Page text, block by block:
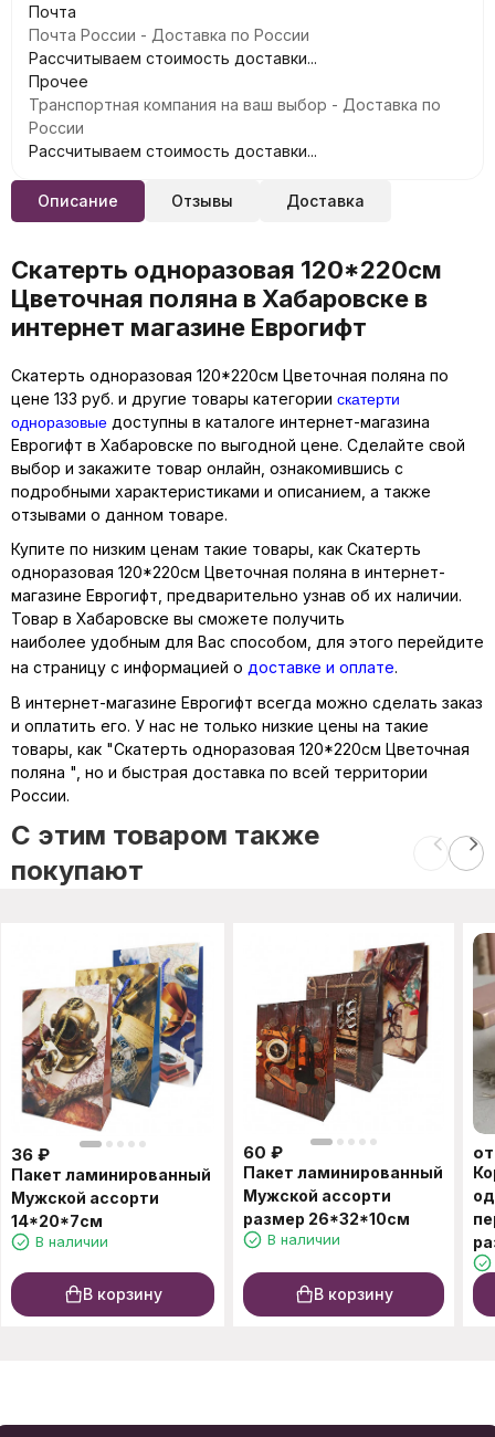
Почта
Почта России - Доставка по России
Рассчитываем стоимость доставки...
Прочее
Транспортная компания на ваш выбор - Доставка по
России
Рассчитываем стоимость доставки...
Описание Отзывы Доставка
Скатерть одноразовая 120*220см
Цветочная поляна в Хабаровске в
интернет магазине Еврогифт
Скатерть одноразовая 120*220см Цветочная поляна по
цене 133 руб. и другие товары категории скатерти
одноразовые доступны в каталоге интернет-магазина
Еврогифт в Хабаровске по выгодной цене. Сделайте свой
выбор и закажите товар онлайн, ознакомившись с
подробными характеристиками и описанием, а также
отзывами о данном товаре.
Купите по низким ценам такие товары, как Скатерть
одноразовая 120*220см Цветочная поляна в интернет-
магазине Еврогифт, предварительно узнав об их наличии.
Товар в Хабаровске вы сможете получить
наиболее удобным для Вас способом, для этого перейдите
на страницу с информацией о доставке и оплате.
В интернет-магазине Еврогифт всегда можно сделать заказ
и оплатить его. У нас не только низкие цены на такие
товары, как "Скатерть одноразовая 120*220см Цветочная
поляна ", но и быстрая доставка по всей территории
России.
C этим товаром также
покупают
36 ₽
Пакет ламинированный
Мужской ассорти
14*20*7см
В наличии
В корзину
60 ₽
Пакет ламинированный
Мужской ассорти
размер 26*32*10см
В наличии
В корзину